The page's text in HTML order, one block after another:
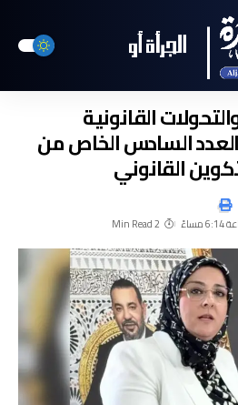
القانونية
السادس الخاص من
القانوني
2 Min Read